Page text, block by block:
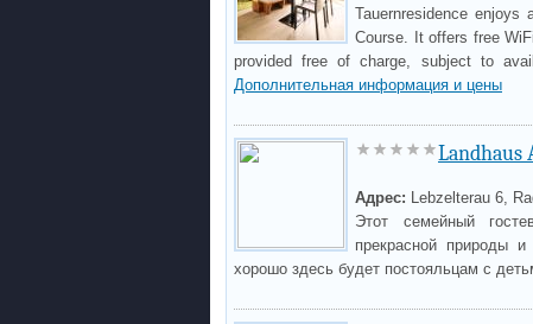
Tauernresidence
Course. It offers free
provided free of charge, subject to
Дополнительная информация и цены
Landhaus
Адрес: Lebzelterau 6,
Этот семейный
прекрасной природы
хорошо здесь будет постояльцам с